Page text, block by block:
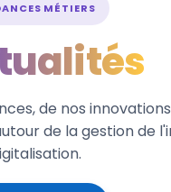
MÉTIERS
de nos
de la gestion de